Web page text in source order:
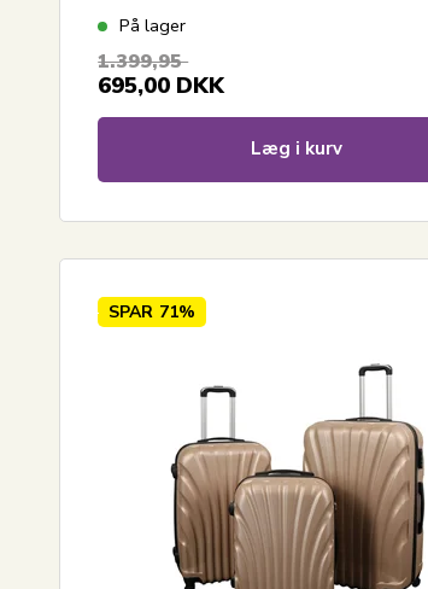
På lager
1.399,95
695,00 DKK
Læg i kurv
SPAR 71%